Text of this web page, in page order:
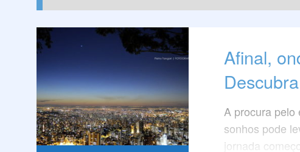
Afinal,
A procura pelo
sonhos pode
jornada